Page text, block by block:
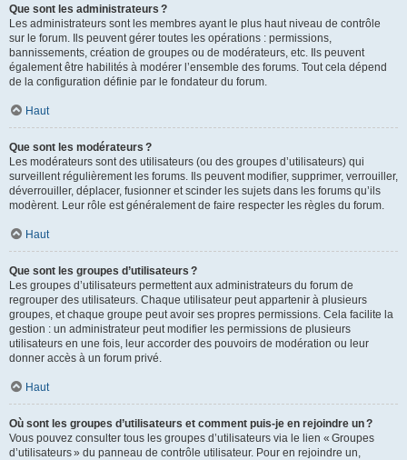
Que sont les administrateurs ?
Les administrateurs sont les membres ayant le plus haut niveau de contrôle
sur le forum. Ils peuvent gérer toutes les opérations : permissions,
bannissements, création de groupes ou de modérateurs, etc. Ils peuvent
également être habilités à modérer l’ensemble des forums. Tout cela dépend
de la configuration définie par le fondateur du forum.
Haut
Que sont les modérateurs ?
Les modérateurs sont des utilisateurs (ou des groupes d’utilisateurs) qui
surveillent régulièrement les forums. Ils peuvent modifier, supprimer, verrouiller,
déverrouiller, déplacer, fusionner et scinder les sujets dans les forums qu’ils
modèrent. Leur rôle est généralement de faire respecter les règles du forum.
Haut
Que sont les groupes d’utilisateurs ?
Les groupes d’utilisateurs permettent aux administrateurs du forum de
regrouper des utilisateurs. Chaque utilisateur peut appartenir à plusieurs
groupes, et chaque groupe peut avoir ses propres permissions. Cela facilite la
gestion : un administrateur peut modifier les permissions de plusieurs
utilisateurs en une fois, leur accorder des pouvoirs de modération ou leur
donner accès à un forum privé.
Haut
Où sont les groupes d’utilisateurs et comment puis-je en rejoindre un ?
Vous pouvez consulter tous les groupes d’utilisateurs via le lien « Groupes
d’utilisateurs » du panneau de contrôle utilisateur. Pour en rejoindre un,